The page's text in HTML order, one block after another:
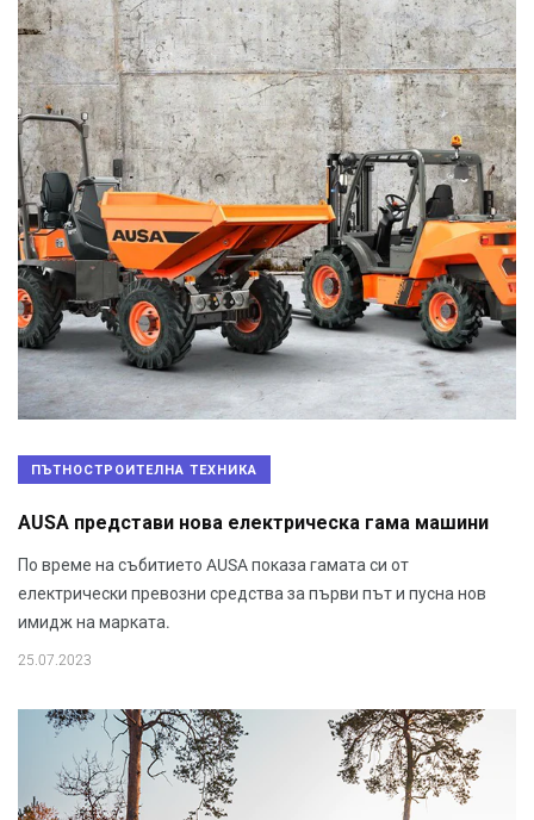
ПЪТНОСТРОИТЕЛНА ТЕХНИКА
AUSA представи нова електрическа гама машини
По време на събитието AUSA показа гамата си от
електрически превозни средства за първи път и пусна нов
имидж на марката.
25.07.2023